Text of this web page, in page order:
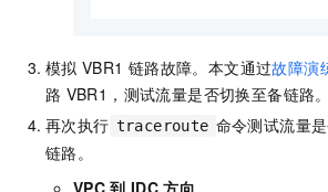
模拟 VBR1 链路故障。本文通过故障演
路 VBR1，测试流量是否切换至备链路。
再次执行 traceroute 命令测试流量
链路。